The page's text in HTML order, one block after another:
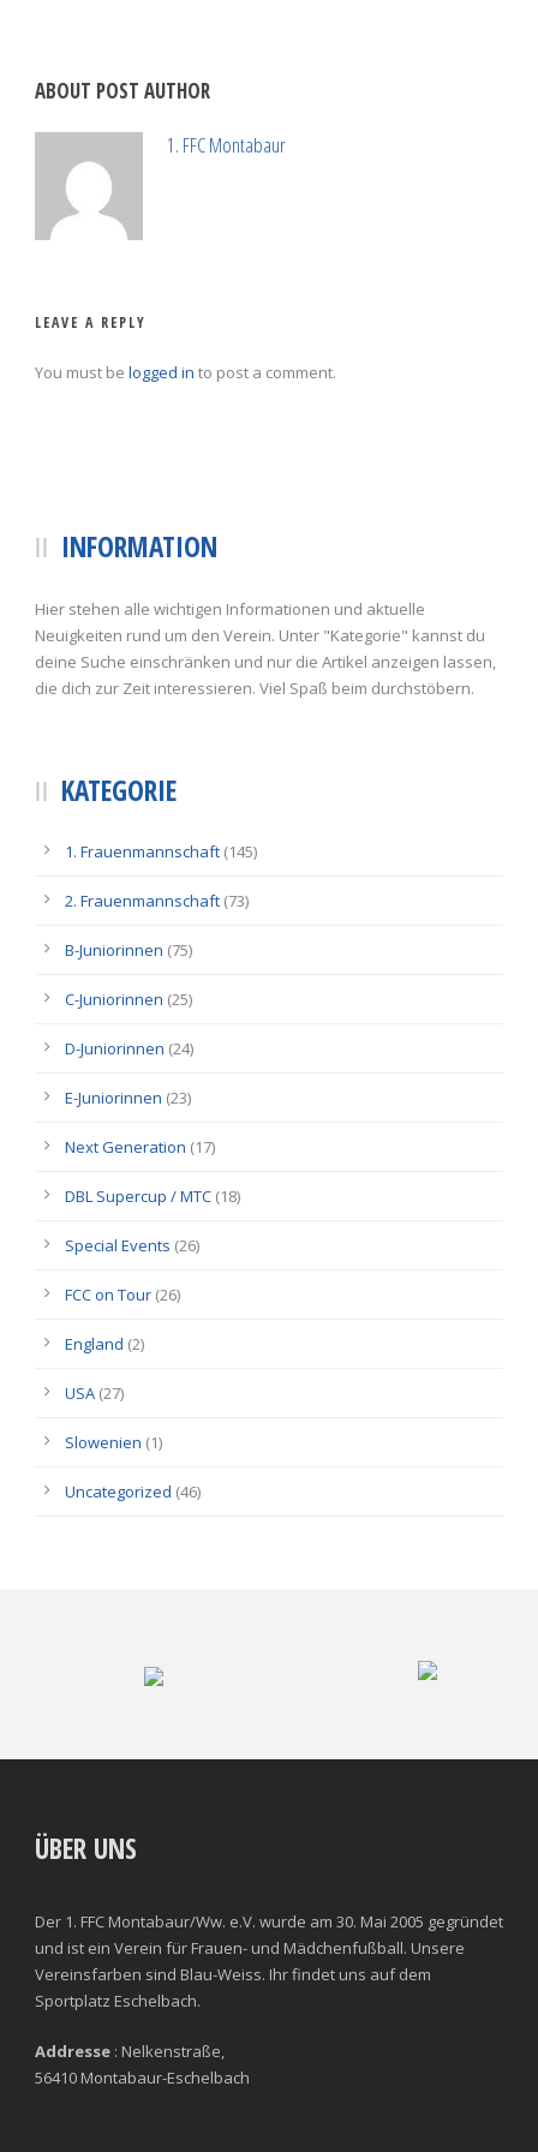
ABOUT POST AUTHOR
1. FFC Montabaur
LEAVE A REPLY
You must be logged in to post a comment.
INFORMATION
Hier stehen alle wichtigen Informationen und aktuelle
Neuigkeiten rund um den Verein. Unter "Kategorie" kannst du
deine Suche einschränken und nur die Artikel anzeigen lassen,
die dich zur Zeit interessieren. Viel Spaß beim durchstöbern.
KATEGORIE
1. Frauenmannschaft (145)
2. Frauenmannschaft (73)
B-Juniorinnen (75)
C-Juniorinnen (25)
D-Juniorinnen (24)
E-Juniorinnen (23)
Next Generation (17)
DBL Supercup / MTC (18)
Special Events (26)
FCC on Tour (26)
England (2)
USA (27)
Slowenien (1)
Uncategorized (46)
ÜBER UNS
Der 1. FFC Montabaur/Ww. e.V. wurde am 30. Mai 2005 gegründet
und ist ein Verein für Frauen- und Mädchenfußball. Unsere
Vereinsfarben sind Blau-Weiss. Ihr findet uns auf dem
Sportplatz Eschelbach.
Addresse : Nelkenstraße,
56410 Montabaur-Eschelbach